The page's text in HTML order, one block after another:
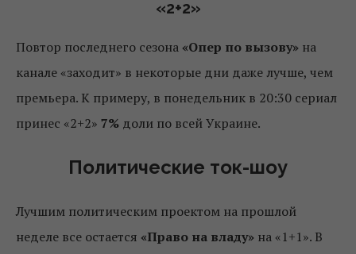
«2+2»
Повтор последнего сезона «Опер по вызову» на
канале «заходит» в некоторые дни даже лучше, чем
премьера. К примеру, в понедельник в 20:30 сериал
принес «2+2» 7% доли по всей Украине.
Политические ток-шоу
Лучшим политическим проектом на прошлой
неделе все остается «Право на владу» на «1+1». В